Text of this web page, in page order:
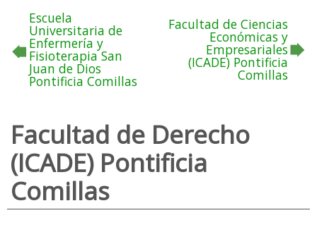
Escuela
Universitaria de
Enfermería y
Fisioterapia San
Juan de Dios
Pontificia Comillas
Facultad de Ciencias
Económicas y
Empresariales
(ICADE) Pontificia
Comillas
Facultad de Derecho
(ICADE) Pontificia
Comillas